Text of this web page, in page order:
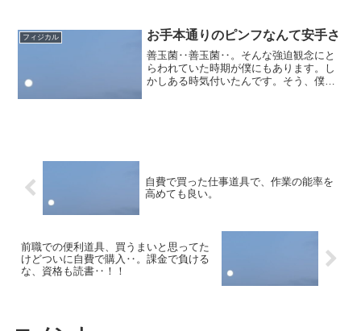
良い予定で自分自身を苦しめていた
な‥。そりゃ「そんなもの特に想...
フィジカル お手本通りのピンフなんて安手さ
善玉菌‥善玉菌‥。そんな強迫観念にと
らわれていた時期が僕にもあります。し
かしある時気付いたんです。そう、僕に
自費で買った仕事道具で、作業の能率を
高めても良い。
前職での便利道具、買うまいと思ってた
けどついに自費で購入‥。課金で負ける
な、資格も読書‥！！